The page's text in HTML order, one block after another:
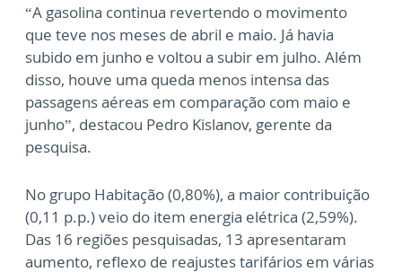
“A gasolina continua revertendo o movimento
que teve nos meses de abril e maio. Já havia
subido em junho e voltou a subir em julho. Além
disso, houve uma queda menos intensa das
passagens aéreas em comparação com maio e
junho”, destacou Pedro Kislanov, gerente da
pesquisa.
No grupo Habitação (0,80%), a maior contribuição
(0,11 p.p.) veio do item energia elétrica (2,59%).
Das 16 regiões pesquisadas, 13 apresentaram
aumento, reflexo de reajustes tarifários em várias